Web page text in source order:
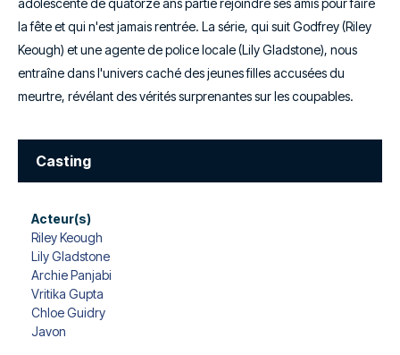
la fête et qui n'est jamais rentrée. La série, qui suit Godfrey (Riley
Keough) et une agente de police locale (Lily Gladstone), nous
entraîne dans l'univers caché des jeunes filles accusées du
meurtre, révélant des vérités surprenantes sur les coupables.
Casting
Acteur(s)
Riley Keough
Lily Gladstone
Archie Panjabi
Vritika Gupta
Chloe Guidry
Javon